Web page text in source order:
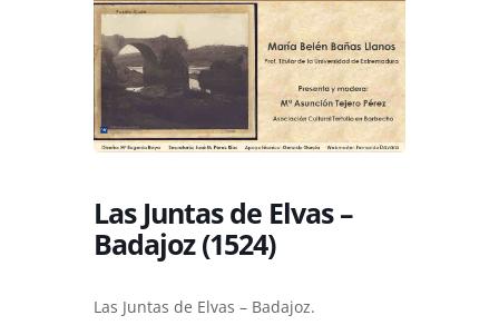
Las Juntas de Elvas –
Badajoz (1524)
Las Juntas de Elvas – Badajoz.